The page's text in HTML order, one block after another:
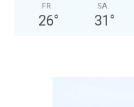
FR.
26°
SA.
31 °